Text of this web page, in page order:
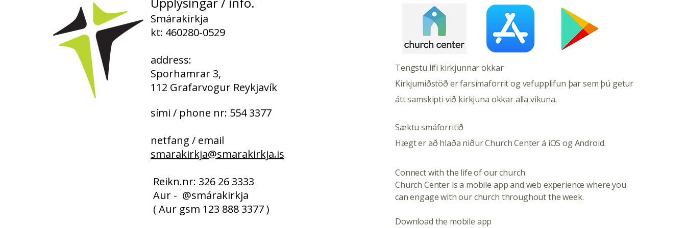
Smárakirkja
kt: 460280-0529
address:
Sporhamrar 3,
112 Grafarvogur Reykjavík
sími / phone nr: 554 3377
netfang / email
smarakirkja@smarakirkja.is
​​​ Reikn.nr: 326 26 3333
Aur - @smárakirkja
( Aur gsm 123 888 3377 )
Tengstu lífi kirkjunnar okkar
Kirkjumiðstöð er farsímaforrit og vefupplifun þar sem þú getur
átt samskipti við kirkjuna okkar alla vikuna.
Sæktu smáforritið
Hægt er að hlaða niður Church Center á iOS og Android.
Connect with the life of our church
Church Center is a mobile app and web experience where you
can engage with our church throughout the week.
​Download the mobile app